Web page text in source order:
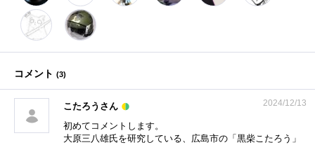
コメント (3)
こたろうさん 2024/12/13
初めてコメントします。
大原三八雄氏を研究している、広島市の「黒柴こたろう」